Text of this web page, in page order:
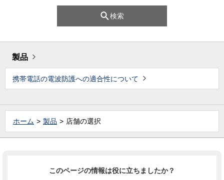
検索
製品
携帯電話の電波防護への適合性について
ホーム 製品 店舗の選択
このページの情報は役に立ちましたか？